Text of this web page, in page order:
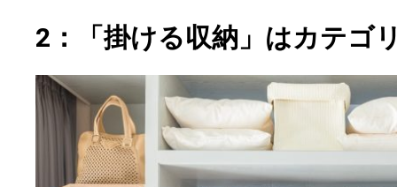
2：「掛ける収納」はカテゴ